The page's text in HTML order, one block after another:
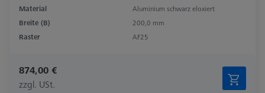
Material
Aluminium schwarz eloxiert
Breite (B)
200,0 mm
Raster
AF25
874,00 €
zzgl. USt.